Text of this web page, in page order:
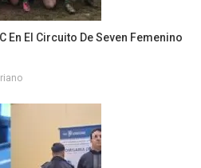
En El Circuito De Seven Femenino